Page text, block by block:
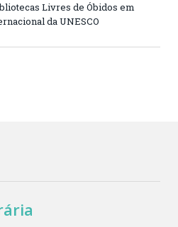
Livres de Óbidos em
da UNESCO